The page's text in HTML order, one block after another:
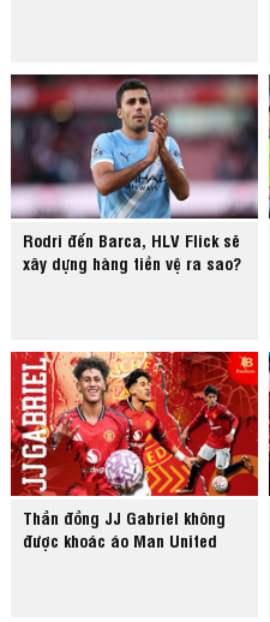
Rodri đến Barca, HLV Flick sẽ
xây dựng hàng tiền vệ ra sao?
Thần đồng JJ Gabriel không
được khoác áo Man United